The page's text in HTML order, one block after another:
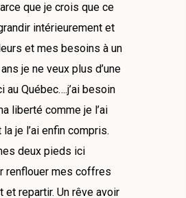
que je crois que ce
intérieurement et
et mes besoins à un
je ne veux plus d’une
au Québec….j’ai besoin
liberté comme je l’ai
je l’ai enfin compris.
deux pieds ici
renflouer mes coffres
et repartir. Un rêve avoir